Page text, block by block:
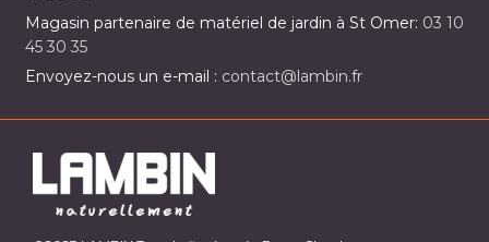
Magasin partenaire de matériel de jardin à St Omer: 03 10
45 30 35
Envoyez-nous un e-mail : contact@lambin.fr